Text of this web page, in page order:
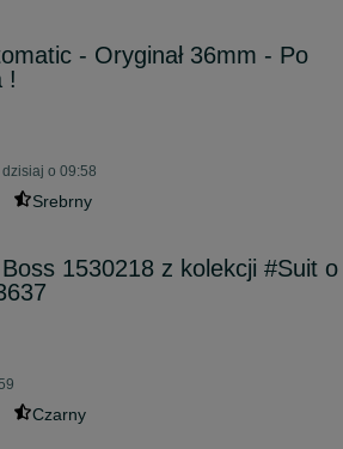
- Oryginał 36mm - Po
!
o 09:58
Srebrny
1530218 z kolekcji #Suit o
Czarny